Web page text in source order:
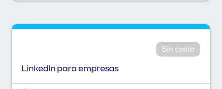
Sin costo
Linkedln para empresas